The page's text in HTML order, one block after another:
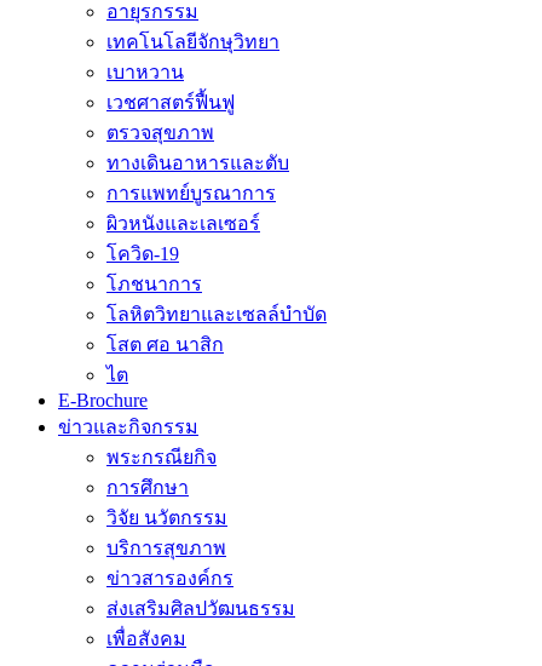
อายุรกรรม
เทคโนโลยีจักษุวิทยา
เบาหวาน
เวชศาสตร์ฟื้นฟู
ตรวจสุขภาพ
ทางเดินอาหารและตับ
การแพทย์บูรณาการ
ผิวหนังและเลเซอร์
โควิด-19
โภชนาการ
โลหิตวิทยาและเซลล์บำบัด
โสต ศอ นาสิก
ไต
E-Brochure
ข่าวและกิจกรรม
พระกรณียกิจ
การศึกษา
วิจัย นวัตกรรม
บริการสุขภาพ
ข่าวสารองค์กร
ส่งเสริมศิลปวัฒนธรรม
เพื่อสังคม